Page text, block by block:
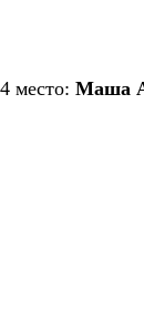
4 место: Маша